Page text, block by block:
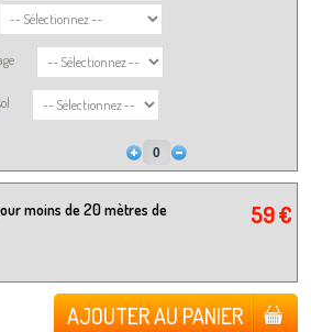
moins de 20 mètres de
59 €
AJOUTER AU PANIER